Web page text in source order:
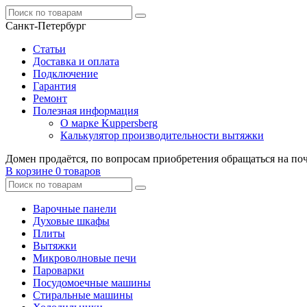
Санкт-Петербург
Статьи
Доставка и оплата
Подключение
Гарантия
Ремонт
Полезная информация
О марке Kuppersberg
Калькулятор производительности вытяжки
Домен продаётся, по вопросам приобретения обращаться на
В корзине 0 товаров
Варочные панели
Духовые шкафы
Плиты
Вытяжки
Микроволновые печи
Пароварки
Посудомоечные машины
Стиральные машины